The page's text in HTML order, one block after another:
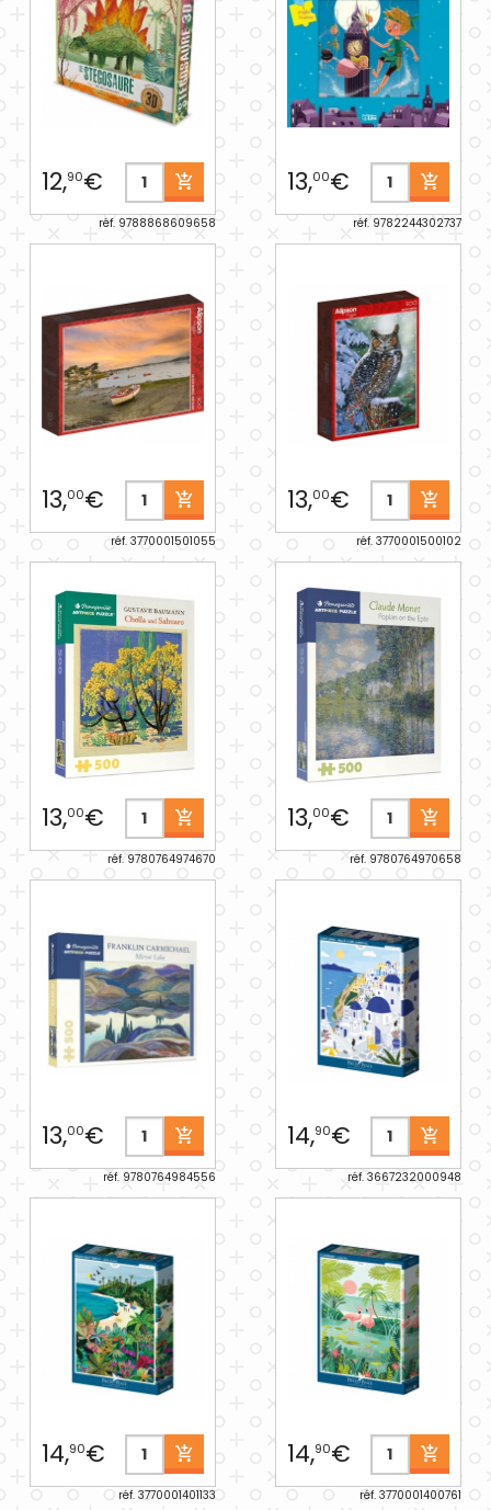
12,90€
réf. 9788868609658
13,00€
réf. 9782244302737
13,00€
réf. 3770001501055
13,00€
réf. 3770001500102
13,00€
réf. 9780764974670
13,00€
réf. 9780764970658
13,00€
réf. 9780764984556
14,90€
réf. 3667232000948
14,90€
réf. 3770001401133
14,90€
réf. 3770001400761